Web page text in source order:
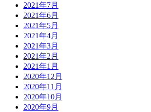
2021年7月
2021年6月
2021年5月
2021年4月
2021年3月
2021年2月
2021年1月
2020年12月
2020年11月
2020年10月
2020年9月